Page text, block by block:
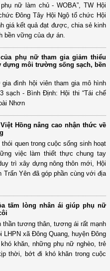
nữ làm chủ - WOBA”, TW Hội
Đông Tây Hội Ngộ tổ chức Hội
giá kết quả đạt được, chia sẻ kinh
bền vững của dự án.
phụ nữ tham gia giảm thiểu
dựng môi trường sống sạch, bền
gia đình hội viên tham gia mô hình
sạch - Bình Định: Hội thi “Tái chế
Nhơn
Hồng nâng cao nhận thức về
quen trong cuộc sống sinh hoạt
việc làm thiết thực chung tay
trì xây dựng nông thôn mới, Hội
Trấn Yên đã góp phần cùng với địa
tấm lòng nhân ái giúp phụ nữ
thần tương thân, tương ái rất mạnh
LHPN xã Đông Quang, huyện Đông
khăn, những phụ nữ nghèo, trẻ
thời, bớt đi khó khăn trong cuộc